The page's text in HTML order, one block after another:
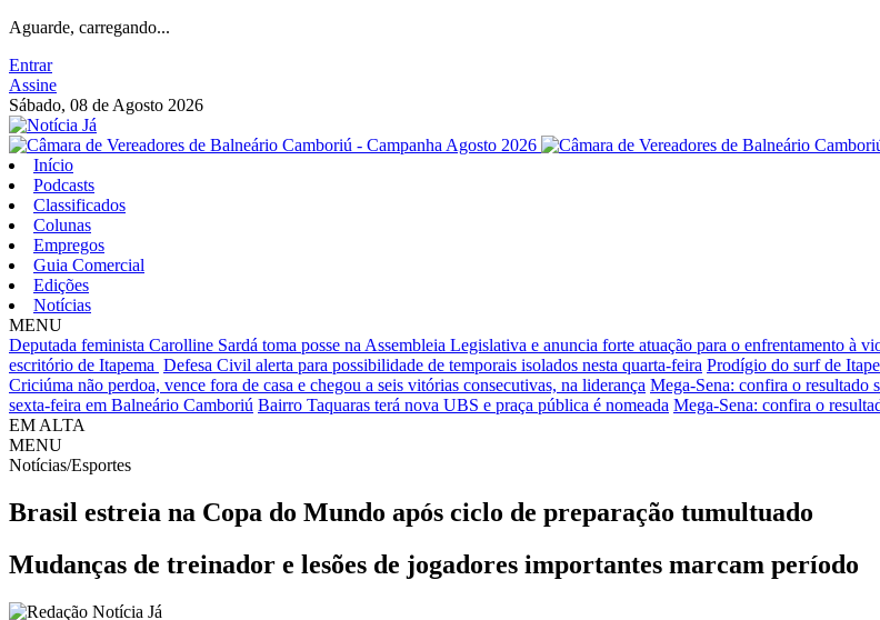
Aguarde, carregando...
Entrar
Assine
Sábado, 08 de Agosto 2026
Início
Podcasts
Classificados
Colunas
Empregos
Guia Comercial
Edições
Notícias
MENU
Deputada feminista Carolline Sardá toma posse na Assembleia Legislativa e anuncia forte atuação para o enfrentamento à
escritório de Itapema Defesa Civil alerta para possibilidade de temporais isolados nesta quarta-feira Prodígio do surf de
Criciúma não perdoa, vence fora de casa e chegou a seis vitórias consecutivas, na liderança Mega-Sena: confira o resultado
sexta-feira em Balneário Camboriú Bairro Taquaras terá nova UBS e praça pública é nomeada Mega-Sena: confira o
EM ALTA
MENU
Notícias/Esportes
Brasil estreia na Copa do Mundo após ciclo de preparação tumultuado
Mudanças de treinador e lesões de jogadores importantes marcam período